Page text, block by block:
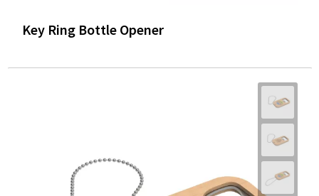
Key Ring Bottle Opener